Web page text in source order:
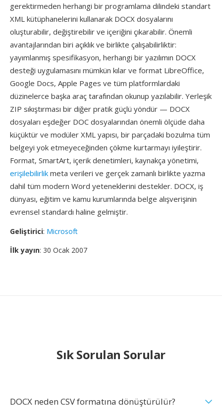
gerektirmeden herhangi bir programlama dilindeki standart
XML kütüphanelerini kullanarak DOCX dosyalarını
oluşturabilir, değiştirebilir ve içeriğini çıkarabilir. Önemli
avantajlarından biri açıklık ve birlikte çalışabilirliktir:
yayımlanmış spesifikasyon, herhangi bir yazılımın DOCX
desteği uygulamasını mümkün kılar ve format LibreOffice,
Google Docs, Apple Pages ve tüm platformlardaki
düzinelerce başka araç tarafından okunup yazılabilir. Yerleşik
ZIP sıkıştırması bir diğer pratik güçlü yöndür — DOCX
dosyaları eşdeğer DOC dosyalarından önemli ölçüde daha
küçüktür ve modüler XML yapısı, bir parçadaki bozulma tüm
belgeyi yok etmeyeceğinden çökme kurtarmayı iyileştirir.
Format, SmartArt, içerik denetimleri, kaynakça yönetimi,
erişilebilirlik meta verileri ve gerçek zamanlı birlikte yazma
dahil tüm modern Word yeteneklerini destekler. DOCX, iş
dünyası, eğitim ve kamu kurumlarında belge alışverişinin
evrensel standardı haline gelmiştir.
Geliştirici: Microsoft
İlk yayın: 30 Ocak 2007
Sık Sorulan Sorular
DOCX neden CSV formatına dönüştürülür?